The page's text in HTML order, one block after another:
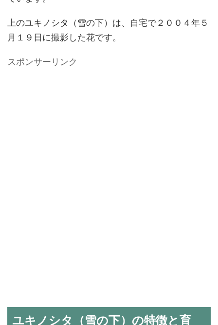
上のユキノシタ（雪の下）は、自宅で２００４年５
月１９日に撮影した花です。
スポンサーリンク
ユキノシタ（雪の下）の特徴と育